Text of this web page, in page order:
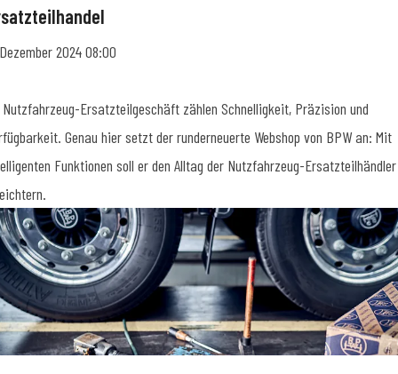
2024 08:00
Ersatzteilgeschäft zählen Schnelligkeit, Präzision und
Genau hier setzt der runderneuerte Webshop von BPW an: Mit
Funktionen soll er den Alltag der Nutzfahrzeug-Ersatzteilhändler